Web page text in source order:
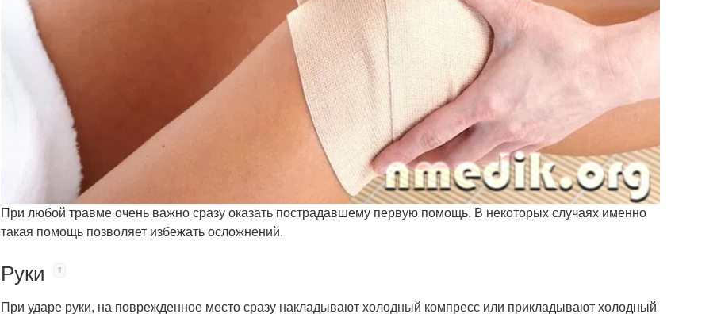
При любой травме очень важно сразу оказать пострадавшему первую помощь. В некоторых случаях именно
такая помощь позволяет избежать осложнений.
Руки
При ударе руки, на поврежденное место сразу накладывают холодный компресс или прикладывают холодный